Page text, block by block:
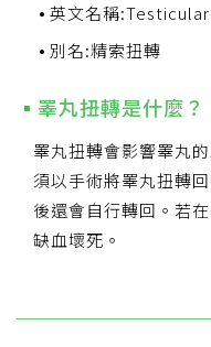
英文名稱
別名:精索扭轉
睪丸扭轉是什麼？
睪丸扭轉會影響睪丸
須以手術將睪丸扭轉
後還會自行轉回。若
缺血壞死。